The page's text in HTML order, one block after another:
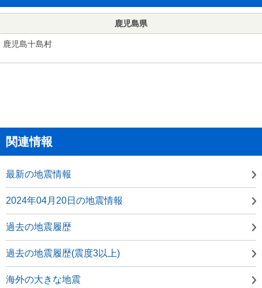
鹿児島県
鹿児島十島村
関連情報
最新の地震情報
2024年04月20日の地震情報
過去の地震履歴
過去の地震履歴(震度3以上)
海外の大きな地震